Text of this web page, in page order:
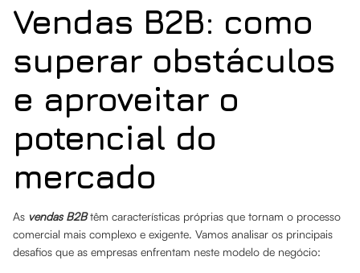
Vendas B2B: como
superar obstáculos
e aproveitar o
potencial do
mercado
As vendas B2Btêm características próprias que tornam o processo
comercial mais complexo e exigente. Vamos analisar os principais
desafios que as empresas enfrentam neste modelo de negócio: